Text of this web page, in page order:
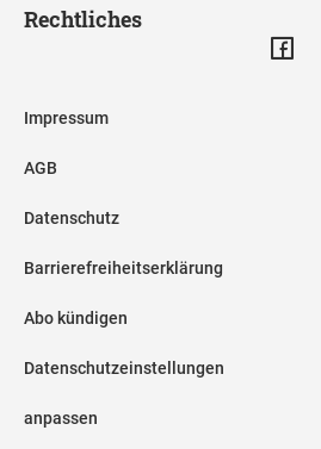
Rechtliches
Impressum
AGB
Datenschutz
Barrierefreiheitserklärung
Abo kündigen
Datenschutzeinstellungen
anpassen